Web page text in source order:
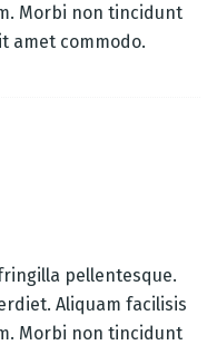
Morbi non tincidunt
amet commodo.
pellentesque.
Aliquam facilisis
Morbi non tincidunt